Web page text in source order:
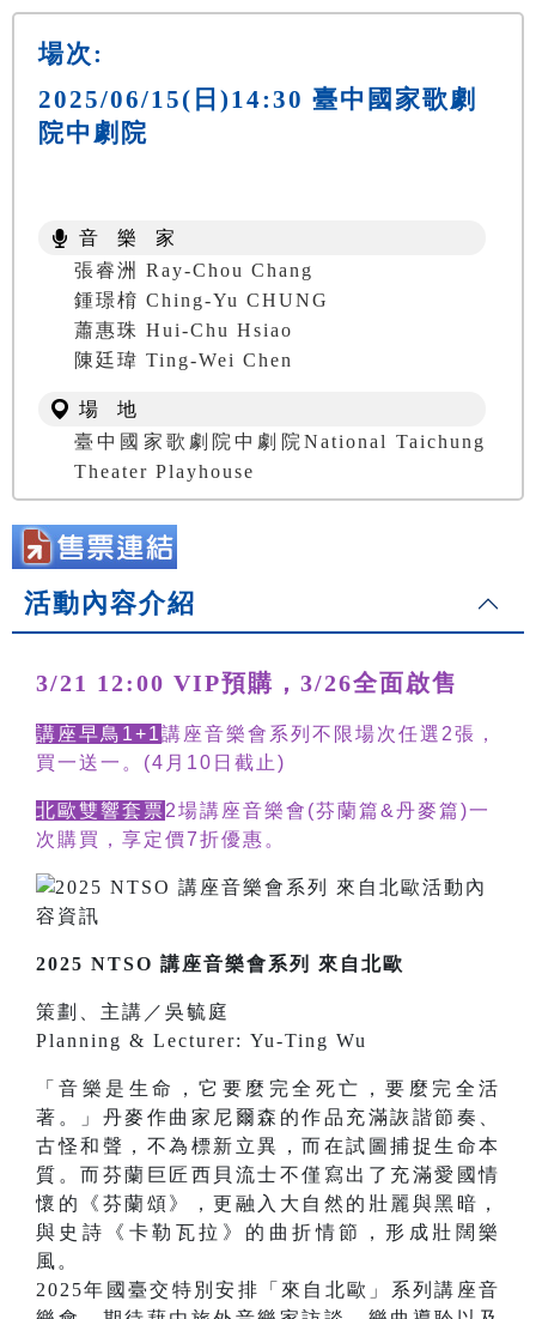
場次:
2025/06/15(日)14:30 臺中國家歌劇
院中劇院
音 樂 家
張睿洲 Ray-Chou Chang
鍾璟棛 Ching-Yu CHUNG
蕭惠珠 Hui-Chu Hsiao
陳廷瑋 Ting-Wei Chen
場 地
臺中國家歌劇院中劇院National Taichung
Theater Playhouse
活動內容介紹
3/21 12:00 VIP預購，3/26全面啟售
講座早鳥1+1講座音樂會系列不限場次任選2張，
買一送一。(4月10日截止)
北歐雙響套票2場講座音樂會(芬蘭篇&丹麥篇)一
次購買，享定價7折優惠。
2025 NTSO 講座音樂會系列 來自北歐
策劃、主講／吳毓庭
Planning & Lecturer: Yu-Ting Wu
「音樂是生命，它要麼完全死亡，要麼完全活
著。」丹麥作曲家尼爾森的作品充滿詼諧節奏、
古怪和聲，不為標新立異，而在試圖捕捉生命本
質。而芬蘭巨匠西貝流士不僅寫出了充滿愛國情
懷的《芬蘭頌》，更融入大自然的壯麗與黑暗，
與史詩《卡勒瓦拉》的曲折情節，形成壯闊樂
風。
2025年國臺交特別安排「來自北歐」系列講座音